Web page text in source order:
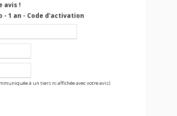
avis !
- 1 an - Code d'activation
à un tiers ni affichée avec votre avis)